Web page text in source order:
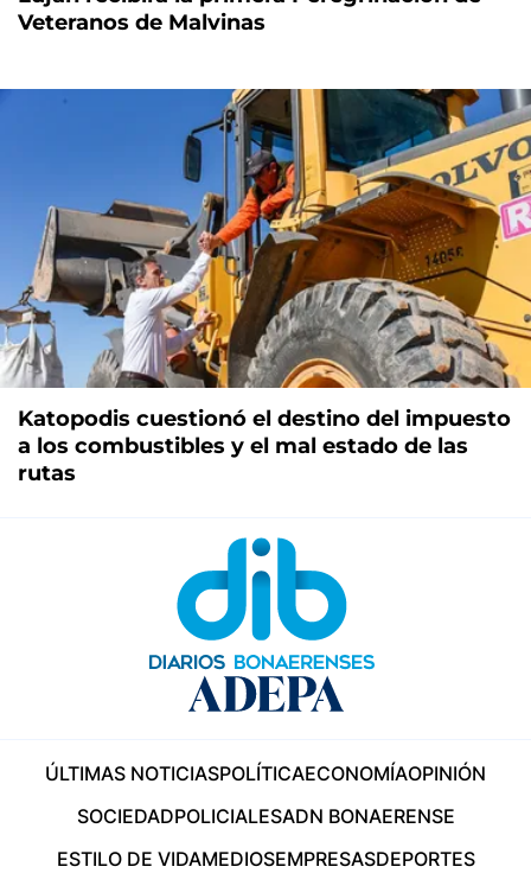
Veteranos de Malvinas
Katopodis cuestionó el destino del impuesto
a los combustibles y el mal estado de las
rutas
ÚLTIMAS NOTICIASPOLÍTICAECONOMÍAOPINIÓN
SOCIEDADPOLICIALESADN BONAERENSE
ESTILO DE VIDAMEDIOSEMPRESASDEPORTES